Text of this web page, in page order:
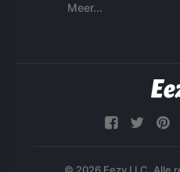
Meer...